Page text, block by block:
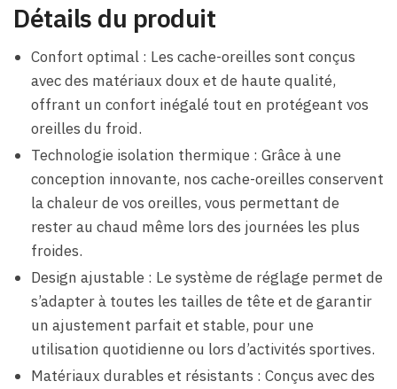
Détails du produit
Confort optimal : Les cache-oreilles sont conçus
avec des matériaux doux et de haute qualité,
offrant un confort inégalé tout en protégeant vos
oreilles du froid.
Technologie isolation thermique : Grâce à une
conception innovante, nos cache-oreilles conservent
la chaleur de vos oreilles, vous permettant de
rester au chaud même lors des journées les plus
froides.
Design ajustable : Le système de réglage permet de
s’adapter à toutes les tailles de tête et de garantir
un ajustement parfait et stable, pour une
utilisation quotidienne ou lors d’activités sportives.
Matériaux durables et résistants : Conçus avec des